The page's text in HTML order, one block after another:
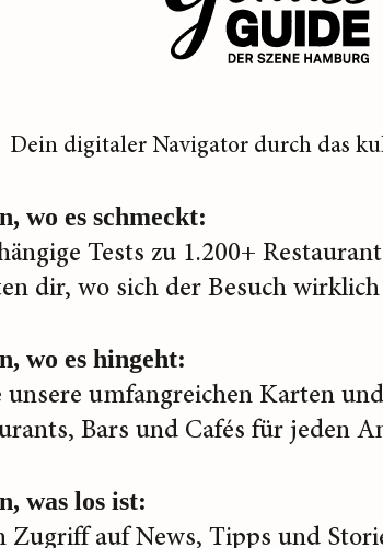
Dein digitaler Navigator durch das
wo es schmeckt:
Tests zu 1.200+
dir, wo sich der Besuch
wo es hingeht:
unsere umfangreichen Karten
Bars und Cafés für jeden
was los ist:
Zugriff auf News, Tipps und